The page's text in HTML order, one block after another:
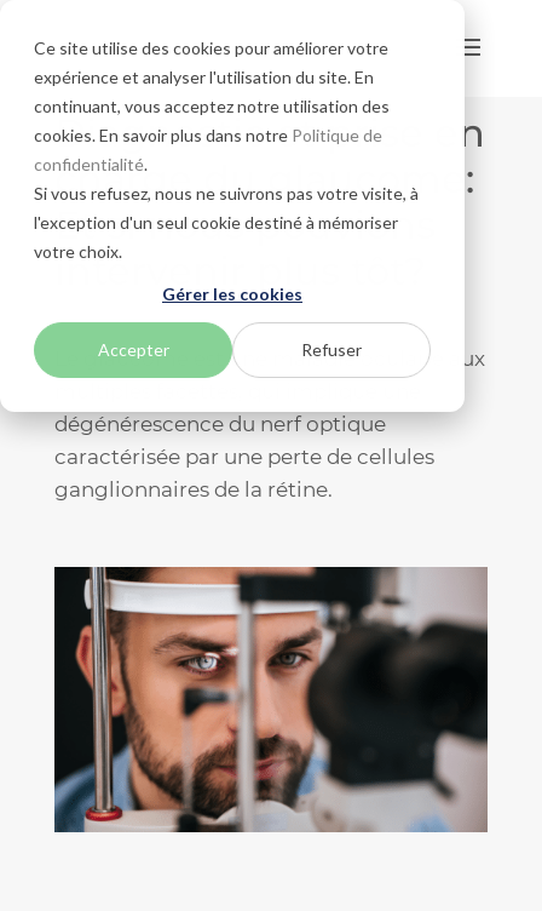
Ce site utilise des cookies pour améliorer votre
expérience et analyser l'utilisation du site. En
continuant, vous acceptez notre utilisation des
cookies. En savoir plus dans notre Politique de
confidentialité.
Si vous refusez, nous ne suivrons pas votre visite, à
l'exception d'un seul cookie destiné à mémoriser
votre choix.
Gérer les cookies
Accepter Refuser
Diagnostic et prise en
charge du glaucome:
Et si nous pouvions
intervenir plus tôt?
Le glaucome est une maladie oculaire aux
dégénérescence du nerf optique
caractérisée par une perte de cellules
ganglionnaires de la rétine.